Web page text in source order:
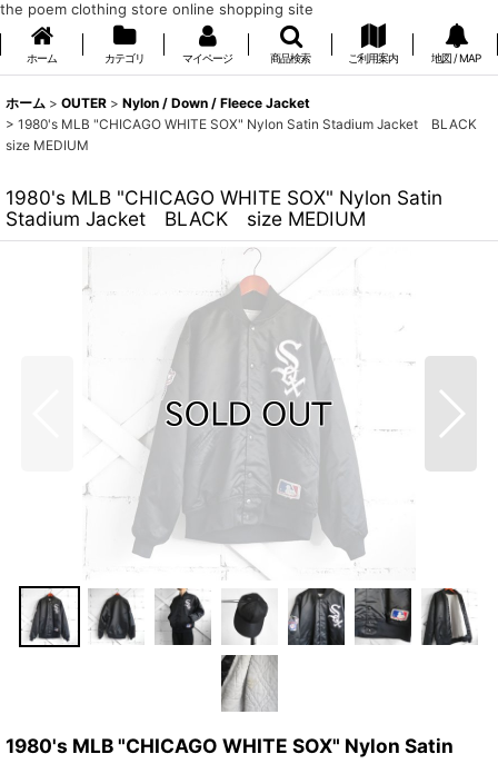
the poem clothing store online shopping site
ホーム カテゴリ マイページ 商品検索 ご利用案内 地図 / MAP
ホーム > OUTER > Nylon / Down / Fleece Jacket
> 1980's MLB "CHICAGO WHITE SOX" Nylon Satin Stadium Jacket BLACK
size MEDIUM
1980's MLB "CHICAGO WHITE SOX" Nylon Satin
Stadium Jacket BLACK size MEDIUM
1980's MLB "CHICAGO WHITE SOX" Nylon Satin